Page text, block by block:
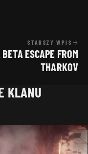
STARSZY WPIS
ESCAPE FROM
THARKOV
KLANU